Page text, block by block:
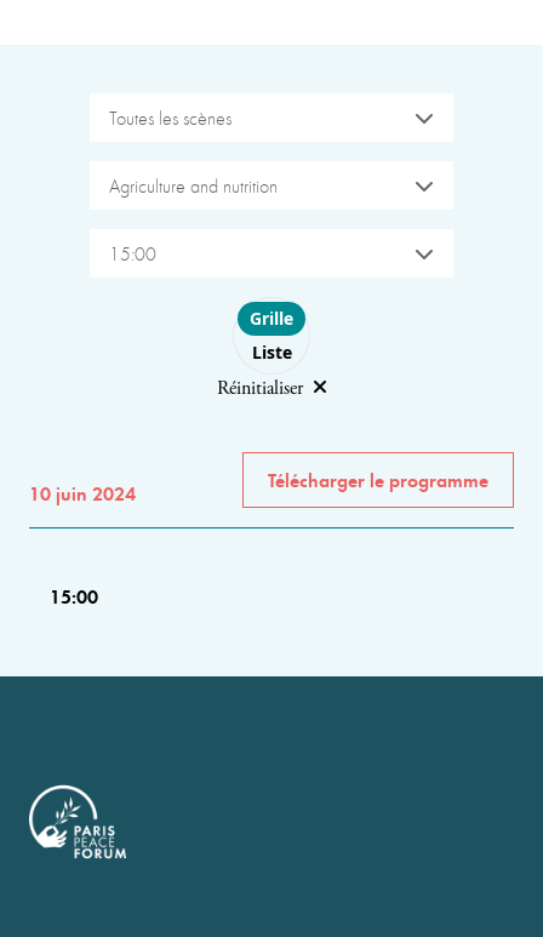
Toutes les scènes
Agriculture and nutrition
15:00
Choose layout
Grille
Liste
Réinitialiser
10 juin 2024
Télécharger le programme
15:00